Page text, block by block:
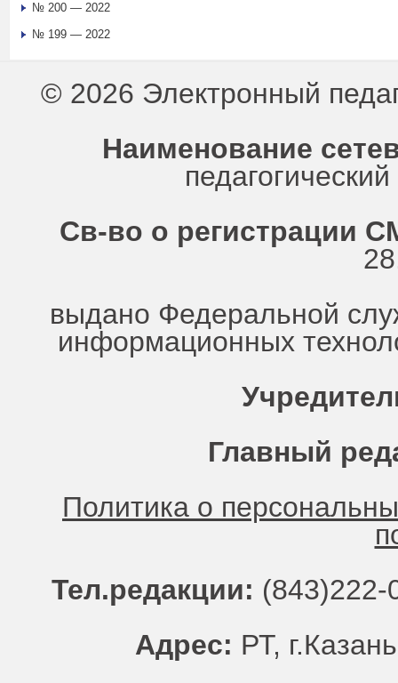
№ 200 — 2022
№ 199 — 2022
© 2026 Электронный
Наименование
Св-во о регистрации
выдано Федеральной
информационных
Главный
Политика о
Тел.редакции:
Адрес: РТ,